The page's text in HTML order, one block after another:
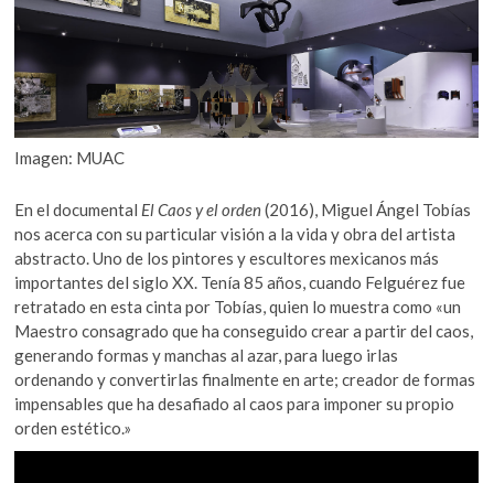
Imagen: MUAC
En el documental El Caos y el orden(2016), Miguel Ángel Tobías
nos acerca con su particular visión a la vida y obra del artista
abstracto. Uno de los pintores y escultores mexicanos más
importantes del siglo XX. Tenía 85 años, cuando Felguérez fue
retratado en esta cinta por Tobías, quien lo muestra como «un
Maestro consagrado que ha conseguido crear a partir del caos,
generando formas y manchas al azar, para luego irlas
ordenando y convertirlas finalmente en arte; creador de formas
impensables que ha desafiado al caos para imponer su propio
orden estético.»